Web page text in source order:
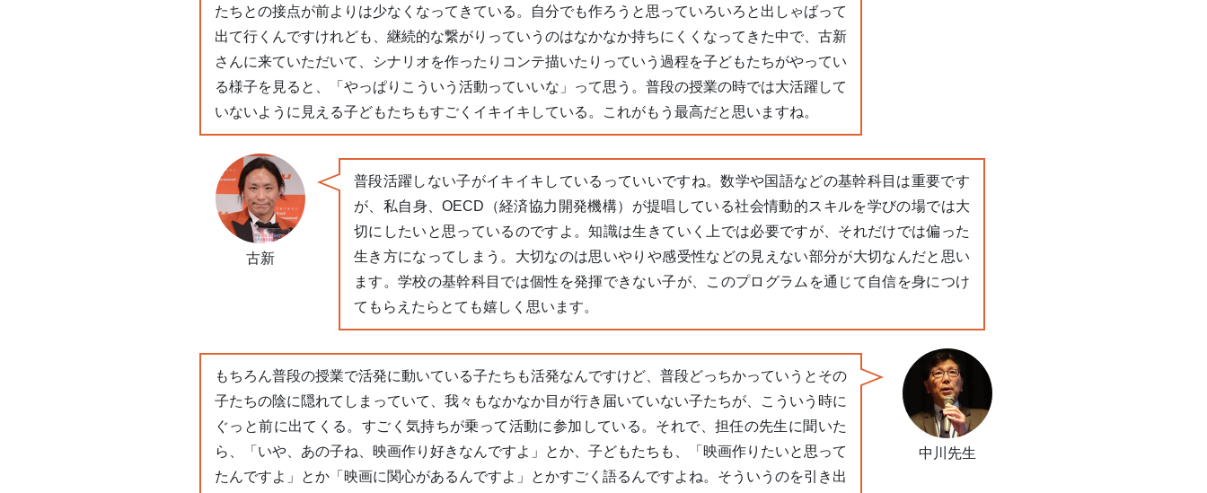
たちとの接点が前よりは少なくなってきている。自分でも作ろうと思っていろいろと出しゃばって
出て行くんですけれども、継続的な繋がりっていうのはなかなか持ちにくくなってきた中で、古新
さんに来ていただいて、シナリオを作ったりコンテ描いたりっていう過程を子どもたちがやってい
る様子を見ると、「やっぱりこういう活動っていいな」って思う。普段の授業の時では大活躍して
いないように見える子どもたちもすごくイキイキしている。これがもう最高だと思いますね。
古新
普段活躍しない子がイキイキしているっていいですね。数学や国語などの基幹科目は重要です
が、私自身、OECD（経済協力開発機構）が提唱している社会情動的スキルを学びの場では大
切にしたいと思っているのですよ。知識は生きていく上では必要ですが、それだけでは偏った
生き方になってしまう。大切なのは思いやりや感受性などの見えない部分が大切なんだと思い
ます。学校の基幹科目では個性を発揮できない子が、このプログラムを通じて自信を身につけ
てもらえたらとても嬉しく思います。
中川先生
もちろん普段の授業で活発に動いている子たちも活発なんですけど、普段どっちかっていうとその
子たちの陰に隠れてしまっていて、我々もなかなか目が行き届いていない子たちが、こういう時に
ぐっと前に出てくる。すごく気持ちが乗って活動に参加している。それで、担任の先生に聞いた
ら、「いや、あの子ね、映画作り好きなんですよ」とか、子どもたちも、「映画作りたいと思って
たんですよ」とか「映画に関心があるんですよ」とかすごく語るんですよね。そういうのを引き出